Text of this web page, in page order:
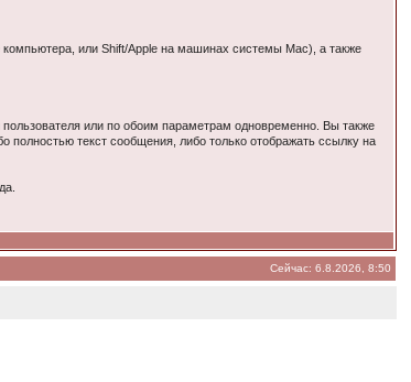
или Shift/Apple на машинах системы Mac), а также
или по обоим параметрам одновременно. Вы также
полностью текст сообщения, либо только отображать ссылку на
Сейчас: 6.8.2026, 8:50